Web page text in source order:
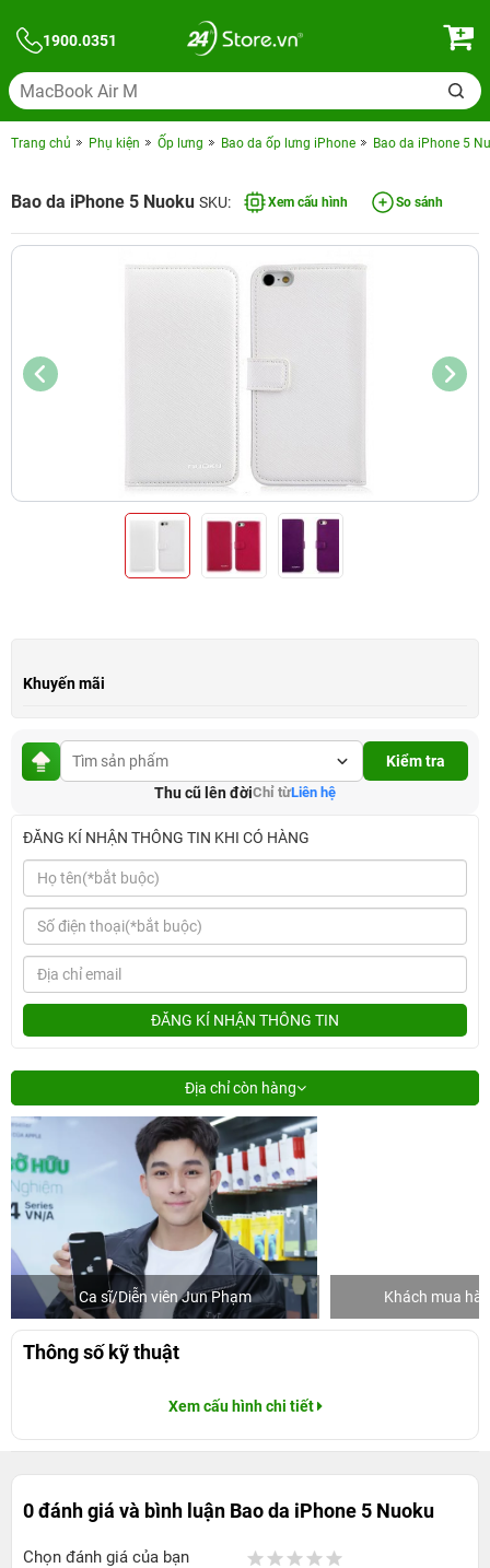
1900.0351
Trang chủ Phụ kiện Ốp lưng Bao da ốp lưng iPhone Bao da iPhone 5
Bao da iPhone 5 Nuoku SKU: Xem cấu hình So sánh
Khuyến mãi
Kiểm tra
Thu cũ lên đờiChỉ từLiên hệ
ĐĂNG KÍ NHẬN THÔNG TIN KHI CÓ HÀNG
ĐĂNG KÍ NHẬN THÔNG TIN
Địa chỉ còn hàng
Ca sĩ/Diễn viên Jun Phạm Khách mua
Thông số kỹ thuật
Xem cấu hình chi tiết
0 đánh giá và bình luận Bao da iPhone 5 Nuoku
Chọn đánh giá của bạn